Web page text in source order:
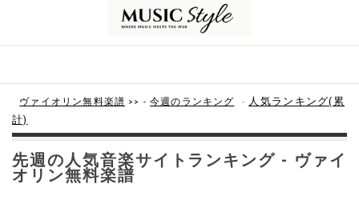
ヴァイオリン無料楽譜 >> -今週のランキング - 人気ランキング(累
計)
先週の人気音楽サイトランキング - ヴァイ
オリン無料楽譜